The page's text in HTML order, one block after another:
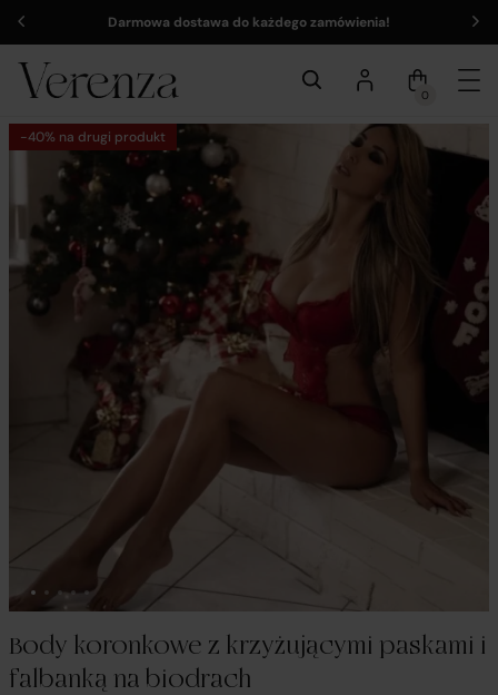
Darmowa dostawa do każdego zamówienia!
0
-40% na drugi produkt
Body koronkowe z krzyżującymi paskami i
falbanką na biodrach